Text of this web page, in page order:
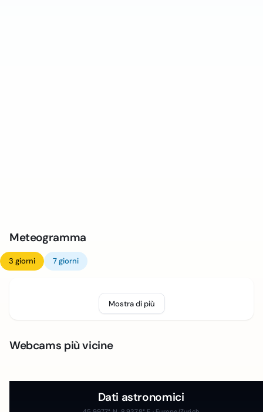
Meteogramma
3 giorni 7 giorni
Mostra di più
Webcams più vicine
Dati astronomici